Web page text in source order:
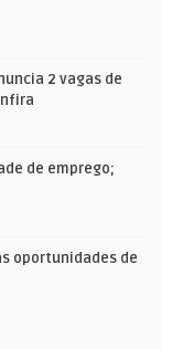
2 vagas de
de emprego;
oportunidades de